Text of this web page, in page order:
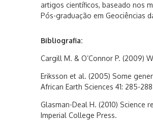
artigos científicos, baseado nos
Pós-graduação em Geociências
Bibliografia:
Cargill M. & O’Connor P. (2009)
Eriksson et al. (2005) Some
African Earth Sciences 41: 285-
Glasman-Deal H. (2010) Science
Imperial College Press.